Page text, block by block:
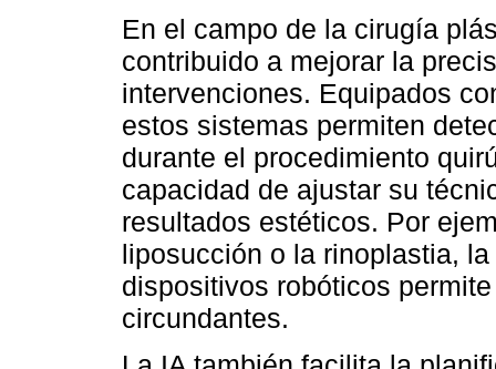
En el campo de la cirugía
contribuido a mejorar la
intervenciones. Equipados
estos sistemas permiten
durante el procedimiento
capacidad de ajustar su
resultados estéticos. Por
liposucción o la rinoplastia,
dispositivos robóticos
circundantes.